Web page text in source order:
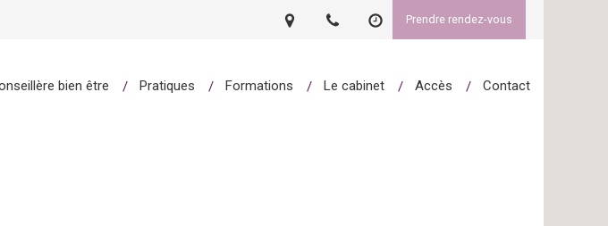
Prendre rendez-vous
bien être Pratiques Formations Le cabinet Accès Contact